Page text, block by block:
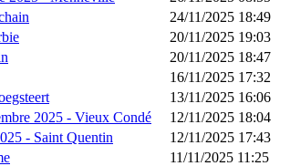
24/11/2025 18:49
20/11/2025 19:03
20/11/2025 18:47
16/11/2025 17:32
13/11/2025 16:06
2025 - Vieux Condé
12/11/2025 18:04
- Saint Quentin
12/11/2025 17:43
11/11/2025 11:25